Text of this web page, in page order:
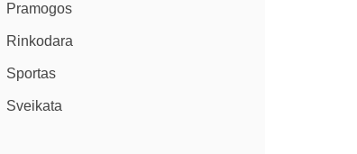
Pramogos
Rinkodara
Sportas
Sveikata